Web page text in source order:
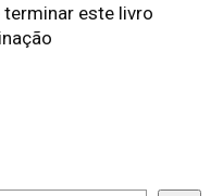
terminar este livro